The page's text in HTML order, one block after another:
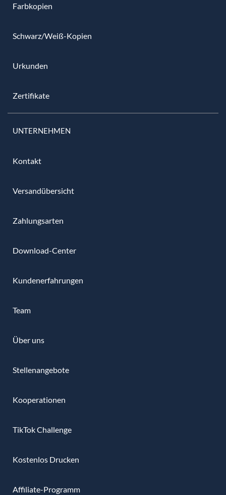
Farbkopien
Schwarz/Weiß-Kopien
Urkunden
Zertifikate
UNTERNEHMEN
Kontakt
Versandübersicht
Zahlungsarten
Download-Center
Kundenerfahrungen
Team
Über uns
Stellenangebote
Kooperationen
TikTok Challenge
Kostenlos Drucken
Affiliate-Programm